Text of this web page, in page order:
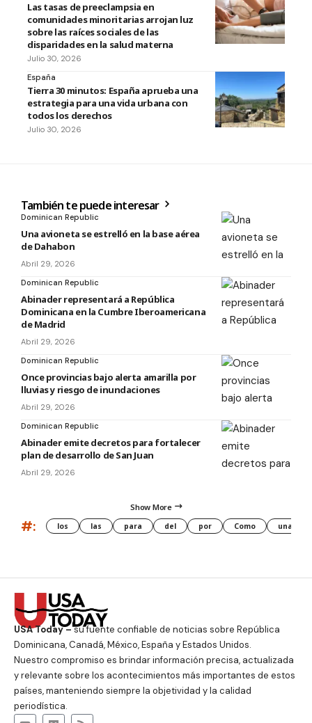
Las tasas de preeclampsia en
comunidades minoritarias arrojan luz
sobre las raíces sociales de las
disparidades en la salud materna
Julio 30, 2026
España
Tierra 30 minutos: España aprueba una
estrategia para una vida urbana con
todos los derechos
Julio 30, 2026
También te puede interesar
Dominican Republic
Una avioneta se estrelló en la base aérea
de Dahabon
Abril 29, 2026
Dominican Republic
Abinader representará a República
Dominicana en la Cumbre Iberoamericana
de Madrid
Abril 29, 2026
Dominican Republic
Once provincias bajo alerta amarilla por
lluvias y riesgo de inundaciones
Abril 29, 2026
Dominican Republic
Abinader emite decretos para fortalecer
plan de desarrollo de San Juan
Abril 29, 2026
Show More
#: los las para del por Como una
USA Today –su fuente confiable de noticias sobre República
Dominicana, Canadá, México, España y Estados Unidos.
Nuestro compromiso es brindar información precisa, actualizada
y relevante sobre los acontecimientos más importantes de estos
países, manteniendo siempre la objetividad y la calidad
periodística.